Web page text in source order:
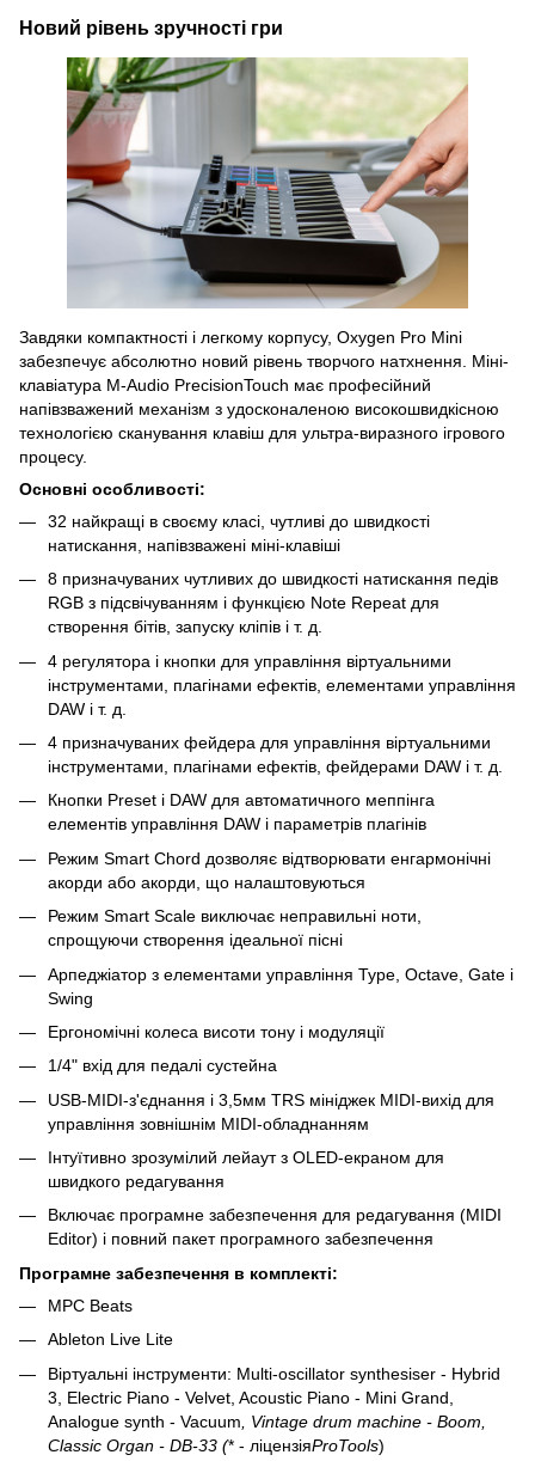
Новий рівень зручності гри
Завдяки компактності і легкому корпусу, Oxygen Pro Mini
забезпечує абсолютно новий рівень творчого натхнення. Міні-
клавіатура M-Audio PrecisionTouch має професійний
напівзважений механізм з удосконаленою високошвидкісною
технологією сканування клавіш для ультра-виразного ігрового
процесу.
Основні особливості:
32 найкращі в своєму класі, чутливі до швидкості
натискання, напівзважені міні-клавіші
8 призначуваних чутливих до швидкості натискання педів
RGB з підсвічуванням і функцією Note Repeat для
створення бітів, запуску кліпів і т. д.
4 регулятора і кнопки для управління віртуальними
інструментами, плагінами ефектів, елементами управління
DAW і т. д.
4 призначуваних фейдера для управління віртуальними
інструментами, плагінами ефектів, фейдерами DAW і т. д.
Кнопки Preset і DAW для автоматичного меппінга
елементів управління DAW і параметрів плагінів
Режим Smart Chord дозволяє відтворювати енгармонічні
акорди або акорди, що налаштовуються
Режим Smart Scale виключає неправильні ноти,
спрощуючи створення ідеальної пісні
Арпеджіатор з елементами управління Type, Octave, Gate і
Swing
Ергономічні колеса висоти тону і модуляції
1/4" вхід для педалі сустейна
USB-MIDI-з'єднання і 3,5мм TRS мініджек MIDI-вихід для
управління зовнішнім MIDI-обладнанням
Інтуїтивно зрозумілий лейаут з OLED-екраном для
швидкого редагування
Включає програмне забезпечення для редагування (MIDI
Editor) і повний пакет програмного забезпечення
Програмне забезпечення в комплекті:
MPC Beats
Ableton Live Lite
Віртуальні інструменти: Multi-oscillator synthesiser - Hybrid
3, Electric Piano - Velvet, Acoustic Piano - Mini Grand,
Analogue synth - Vacuum , Vintage drum machine - Boom,
Classic Organ - DB-33 (* - ліцензіяProTools)